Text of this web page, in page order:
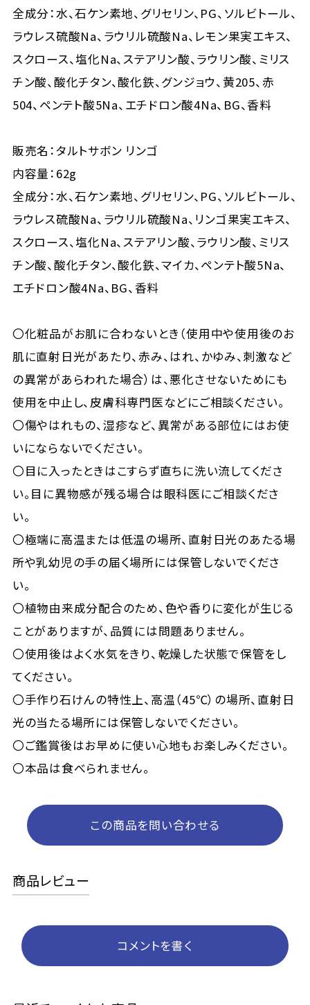
全成分：水、石ケン素地、グリセリン、PG、ソルビトール、
ラウレス硫酸Na、ラウリル硫酸Na、レモン果実エキス、
スクロース、塩化Na、ステアリン酸、ラウリン酸、ミリス
チン酸、酸化チタン、酸化鉄、グンジョウ、黄205、赤
504、ペンテト酸5Na、エチドロン酸4Na、BG、香料
販売名：タルトサボン リンゴ
内容量：62g
全成分：水、石ケン素地、グリセリン、PG、ソルビトール、
ラウレス硫酸Na、ラウリル硫酸Na、リンゴ果実エキス、
スクロース、塩化Na、ステアリン酸、ラウリン酸、ミリス
チン酸、酸化チタン、酸化鉄、マイカ、ペンテト酸5Na、
エチドロン酸4Na、BG、香料
〇化粧品がお肌に合わないとき（使用中や使用後のお
肌に直射日光があたり、赤み、はれ、かゆみ、刺激など
の異常があらわれた場合）は、悪化させないためにも
使用を中止し、皮膚科専門医などにご相談ください。
〇傷やはれもの、湿疹など、異常がある部位にはお使
いにならないでください。
〇目に入ったときはこすらず直ちに洗い流してくださ
い。目に異物感が残る場合は眼科医にご相談くださ
い。
〇極端に高温または低温の場所、直射日光のあたる場
所や乳幼児の手の届く場所には保管しないでくださ
い。
〇植物由来成分配合のため、色や香りに変化が生じる
ことがありますが、品質には問題ありません。
〇使用後はよく水気をきり、乾燥した状態で保管をし
てください。
〇手作り石けんの特性上、高温（45℃）の場所、直射日
光の当たる場所には保管しないでください。
〇ご鑑賞後はお早めに使い心地もお楽しみください。
〇本品は食べられません。
この商品を問い合わせる
商品レビュー
コメントを書く